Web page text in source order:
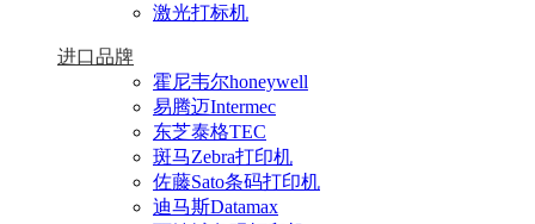
激光打标机
进口品牌
霍尼韦尔honeywell
易腾迈Intermec
东芝泰格TEC
斑马Zebra打印机
佐藤Sato条码打印机
迪马斯Datamax